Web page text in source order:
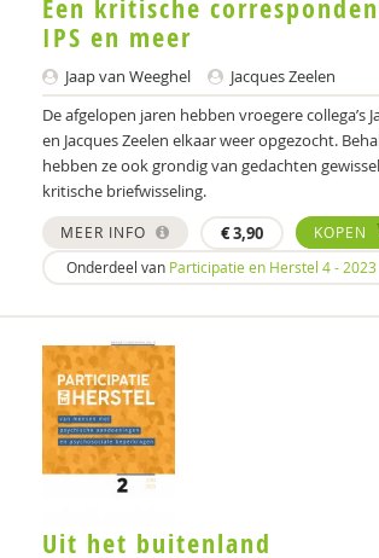
Frits Bovenberg
Ellen van den Broek
Ellen Brouns
Jojanneke Bruins
Annica Brummel
Gertie Buseman
Wendy Buysse
Paul Camp
Stynke Castelein
Jan Claeys,
Een kritische
IPS en meer
Jaap van Weeghel
Jacques Zeelen
De afgelopen jaren hebben vroegere collega’s
en Jacques Zeelen elkaar weer opgezocht.
hebben ze ook grondig van gedachten
kritische briefwisseling.
MEER INFO €3,90
KOPEN
Onderdeel van Participatie en Herstel 4 - 2023
Uit het buitenland